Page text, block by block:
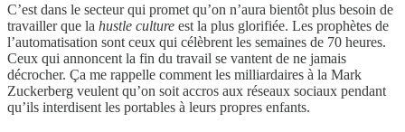
C’est dans le secteur qui promet qu’on n’aura bientôt plus besoin de
travailler que la hustle culture est la plus glorifiée. Les prophètes de
l’automatisation sont ceux qui célèbrent les semaines de 70 heures.
Ceux qui annoncent la fin du travail se vantent de ne jamais
décrocher. Ça me rappelle comment les milliardaires à la Mark
Zuckerberg veulent qu’on soit accros aux réseaux sociaux pendant
qu’ils interdisent les portables à leurs propres enfants.